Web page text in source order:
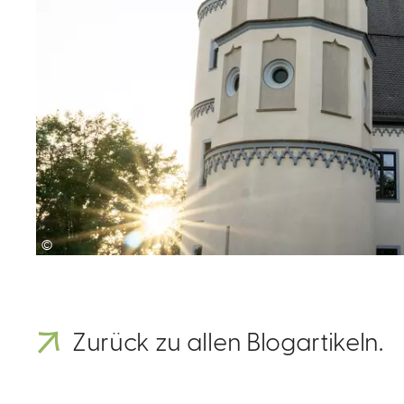
©
Zurück zu allen Blogartikeln.